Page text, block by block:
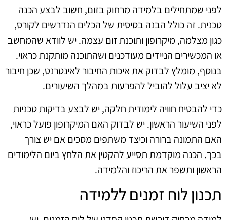
לפני שמתחילים בלמידה מרחוק בזום, חשוב לבצע הכנה
טכנית. זה כולל הבנה בסיסית של הכלים הנדרשים לקורס,
כגון מצלמה, מיקרופון ותוכנת זום עצמה. יש לוודא שהמחשב
או המכשירים הניידים מעודכנים ושהתוכנה מותקנת כראוי.
בנוסף, מומלץ לבדוק את איכות החיבור לאינטרנט, שכן חיבור
לא יציב עלול להוביל להפרעות במהלך השיעורים.
כדי להבטיח חוויה לימודית חלקה, יש לבצע בדיקות טכניות
לפני השיעור הראשון. יש לבדוק האם המיקרופון פועל כראוי,
האם התמונה ברורה וכיצד משתפים מסכים אם יש צורך
בכך. הכנה מוקדמת תסייע להקטין את הלחץ ביום הלימודים
הראשון ותשפר את הריכוז והלמידה.
תכנון לוח זמנים ללמידה